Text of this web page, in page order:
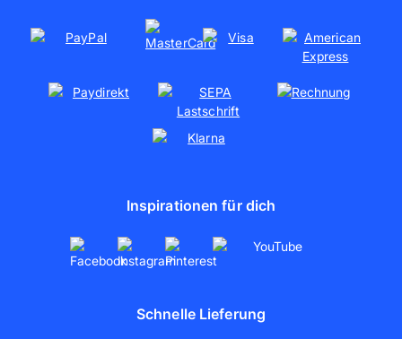
Soziales Engagement
Partnerschaften
Inspirationen für dich
Schnelle Lieferung